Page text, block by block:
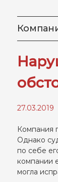
27.03.2019
Компания
Однако
по себе
компании
могла